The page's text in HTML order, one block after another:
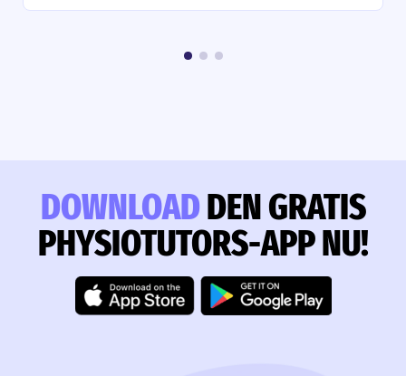
DOWNLOADDEN GRATIS
PHYSIOTUTORS-APP NU!